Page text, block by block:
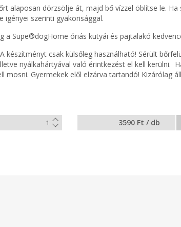
alaposan dörzsölje át, majd bő vízzel öblítse le.
igényei szerinti gyakorisággal.
a Supe®dogHome óriás kutyái és pajtalakó
A készítményt csak külsőleg használható! Sérült
nyálkahártyával való érintkezést el kell kerülni.
mosni. Gyermekek elől elzárva tartandó! Kizárólag
3590 Ft / db